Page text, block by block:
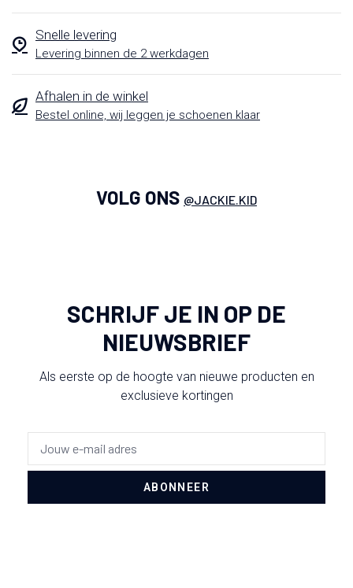
Snelle levering
Levering binnen de 2 werkdagen
Afhalen in de winkel
Bestel online, wij leggen je schoenen klaar
VOLG ONS @JACKIE.KID
SCHRIJF JE IN OP DE
NIEUWSBRIEF
Als eerste op de hoogte van nieuwe producten en
exclusieve kortingen
ABONNEER